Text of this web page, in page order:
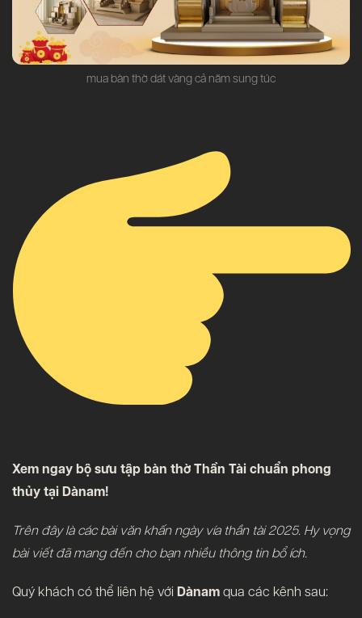
mua bàn thờ dát vàng cả năm sung túc
Xem ngay bộ sưu tập bàn thờ Thần Tài chuẩn phong
thủy tại Dànam!
Trên đây là các bài văn khấn ngày vía thần tài 2025. Hy vọng
bài viết đã mang đến cho bạn nhiều thông tin bổ ích.
Quý khách có thể liên hệ với Dànam qua các kênh sau: